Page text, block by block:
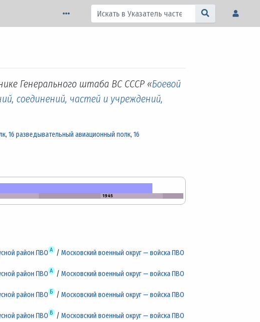
Генерального штаба ВС СССР «Боевой
соединений, частей и учреждений,
, 16 разведывательный авиационный полк, 16
1945
район ПВО А /Московский военный округ — войска ПВО
район ПВО А /Московский военный округ — войска ПВО
район ПВО Б /Московский военный округ — войска ПВО
район ПВО В /Московский военный округ — войска ПВО